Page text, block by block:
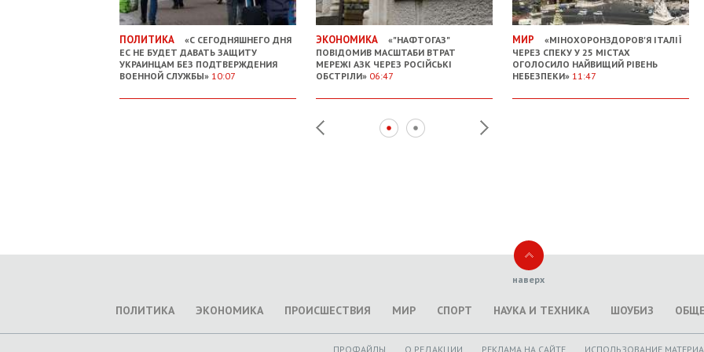
ПОЛИТИКА
«С СЕГОДНЯШНЕГО ДНЯ
ЕС НЕ БУДЕТ ДАВАТЬ ЗАЩИТУ
УКРАИНЦАМ БЕЗ ПОДТВЕРЖДЕНИЯ
ВОЕННОЙ СЛУЖБЫ» 10:07
ЭКОНОМИКА
«"НАФТОГАЗ"
ПОВІДОМИВ МАСШТАБИ ВТРАТ
МЕРЕЖІ АЗК ЧЕРЕЗ РОСІЙСЬКІ
ОБСТРІЛИ» 06:47
МИР
«МІНОХОРОНЗДОРОВ'Я ІТАЛІЇ
ЧЕРЕЗ СПЕКУ У 25 МІСТАХ
ОГОЛОСИЛО НАЙВИЩИЙ РІВЕНЬ
НЕБЕЗПЕКИ» 11:47
наверх
ПОЛИТИКА ЭКОНОМИКА ПРОИСШЕСТВИЯ МИР СПОРТ НАУКА И ТЕХНИКА ШОУБИЗ
ПРОФАЙЛЫ O РЕДАКЦИИ РЕКЛАМА НА САЙТЕ ИСПОЛЬЗОВАНИЕ